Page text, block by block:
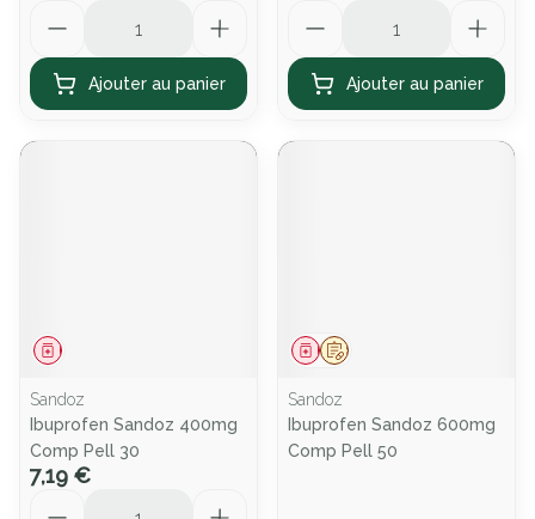
Ajouter au panier Ajouter au panier
Médicament
Sandoz
Ibuprofen Sandoz 400mg
Comp Pell 30
7,19 €
Sur prescription
Médicament
Sandoz
Ibuprofen Sandoz 600mg
Comp Pell 50